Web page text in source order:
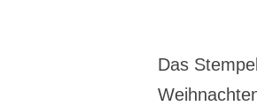
Das